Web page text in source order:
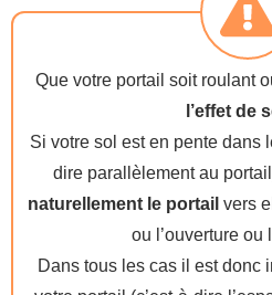
Que votre portail soit roulant
l’effet de
Si votre sol est en pente dans
dire parallèlement au
naturellement le portail vers
ou l’ouverture ou
Dans tous les cas il est donc